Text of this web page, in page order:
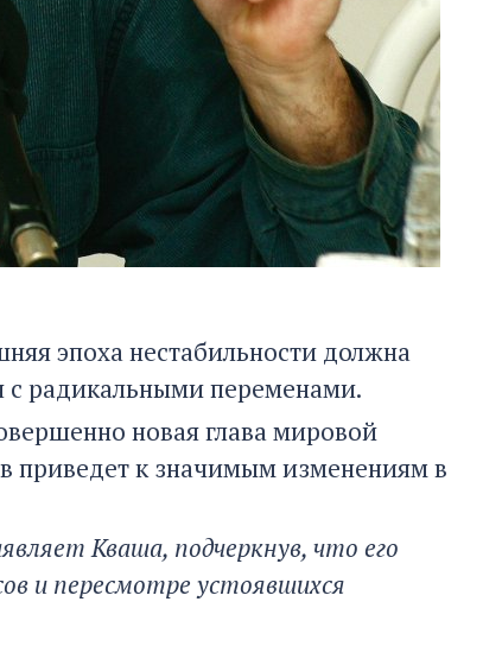
эпоха нестабильности должна
с радикальными переменами.
новая глава мировой
приведет к значимым изменениям в
Кваша, подчеркнув, что его
и пересмотре устоявшихся